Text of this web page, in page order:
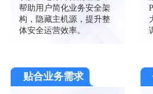
帮助用户简化业务安全架
构，隐藏主机源，提升整
体安全运营效率。
贴合业务需求